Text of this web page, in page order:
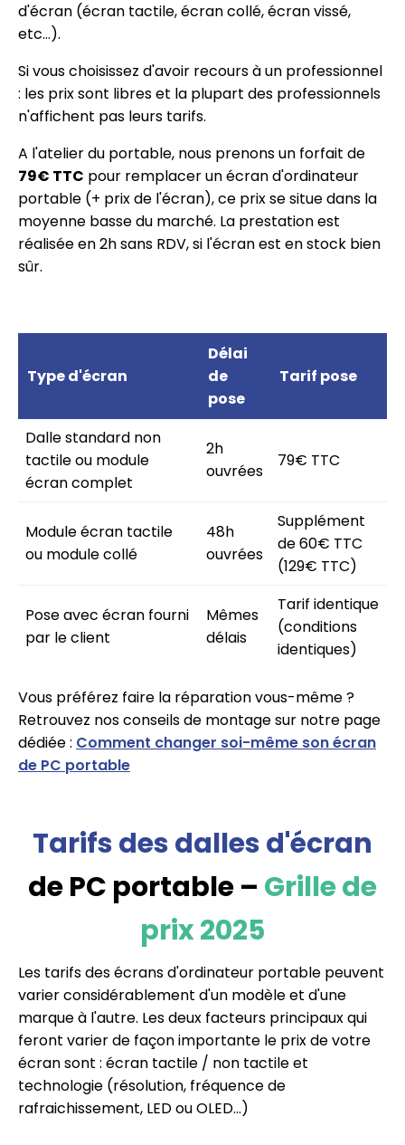
d'écran (écran tactile, écran collé, écran vissé,
etc…).
Si vous choisissez d'avoir recours à un professionnel
: les prix sont libres et la plupart des professionnels
n'affichent pas leurs tarifs.
A l'atelier du portable, nous prenons un forfait de
79€ TTC pour remplacer un écran d'ordinateur
portable (+ prix de l'écran), ce prix se situe dans la
moyenne basse du marché. La prestation est
réalisée en 2h sans RDV, si l'écran est en stock bien
sûr.
Type d'écran
Délai
de
pose
Tarif pose
Dalle standard non
tactile ou module
écran complet
2h
ouvrées
79€ TTC
Module écran tactile
ou module collé
48h
ouvrées
Supplément
de 60€ TTC
(129€ TTC)
Pose avec écran fourni
par le client
Mêmes
délais
Tarif identique
(conditions
identiques)
Vous préférez faire la réparation vous-même ?
Retrouvez nos conseils de montage sur notre page
dédiée : Comment changer soi-même son écran
de PC portable
Tarifs des dalles d'écran
de PC portable – Grille de
prix 2025
Les tarifs des écrans d'ordinateur portable peuvent
varier considérablement d'un modèle et d'une
marque à l'autre. Les deux facteurs principaux qui
feront varier de façon importante le prix de votre
écran sont : écran tactile / non tactile et
technologie (résolution, fréquence de
rafraichissement, LED ou OLED…)